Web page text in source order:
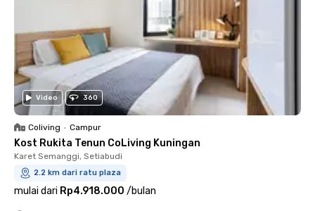
Video 360
Coliving • Campur
Kost Rukita Tenun CoLiving Kuningan
Karet Semanggi, Setiabudi
2.2 km dari ratu plaza
mulai dari Rp4.918.000 /bulan